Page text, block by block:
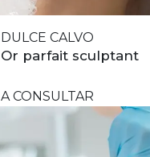
DULCE CALVO
Or parfait sculptant
A CONSULTAR